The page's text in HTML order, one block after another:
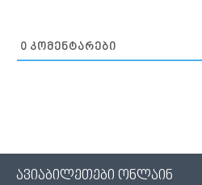
0 ᲙᲝᲛᲔᲜᲢᲐᲠᲔᲑᲘ
ავიაბილეთები ონლაინ